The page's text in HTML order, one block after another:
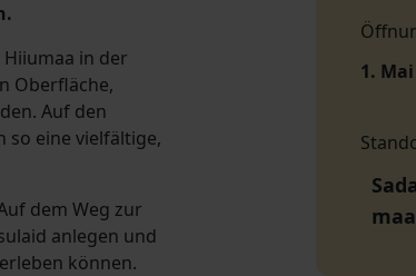
in der
Oberfläche,
Auf den
so eine vielfältige,
dem Weg zur
anlegen und
können.
1. Mai